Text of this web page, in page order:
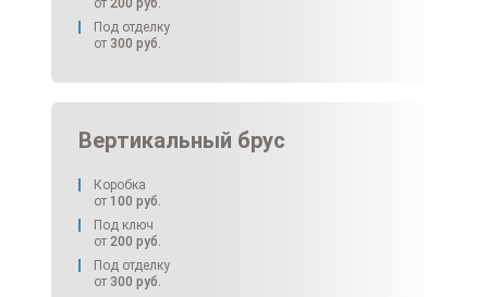
от 200 руб.
Под отделку
от 300 руб.
Вертикальный брус
Коробка
от 100 руб.
Под ключ
от 200 руб.
Под отделку
от 300 руб.